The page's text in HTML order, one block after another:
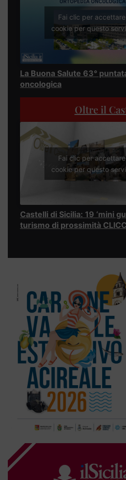
Fai clic per
cookie per questo
La Buona Salute 63°
oncologica
Oltre il
Fai clic per
cookie per questo
Castelli di Sicilia: 19 ‘mini
turismo di prossimità